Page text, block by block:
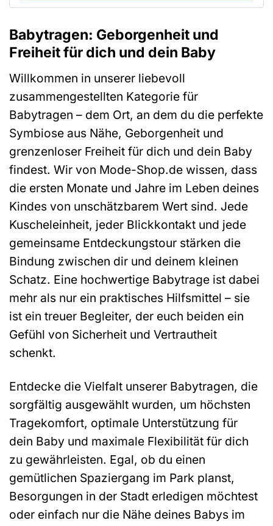
Babytragen: Geborgenheit und
Freiheit für dich und dein Baby
Willkommen in unserer liebevoll
zusammengestellten Kategorie für
Babytragen – dem Ort, an dem du die perfekte
Symbiose aus Nähe, Geborgenheit und
grenzenloser Freiheit für dich und dein Baby
findest. Wir von Mode-Shop.de wissen, dass
die ersten Monate und Jahre im Leben deines
Kindes von unschätzbarem Wert sind. Jede
Kuscheleinheit, jeder Blickkontakt und jede
gemeinsame Entdeckungstour stärken die
Bindung zwischen dir und deinem kleinen
Schatz. Eine hochwertige Babytrage ist dabei
mehr als nur ein praktisches Hilfsmittel – sie
ist ein treuer Begleiter, der euch beiden ein
Gefühl von Sicherheit und Vertrautheit
schenkt.
Entdecke die Vielfalt unserer Babytragen, die
sorgfältig ausgewählt wurden, um höchsten
Tragekomfort, optimale Unterstützung für
dein Baby und maximale Flexibilität für dich
zu gewährleisten. Egal, ob du einen
gemütlichen Spaziergang im Park planst,
Besorgungen in der Stadt erledigen möchtest
oder einfach nur die Nähe deines Babys im